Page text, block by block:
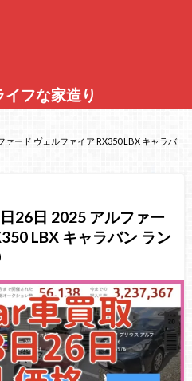
フな家造り
ード ヴェルファイア RX350 LBX キャラバ
26日 2025 アルファー
LBX キャラバン ラン